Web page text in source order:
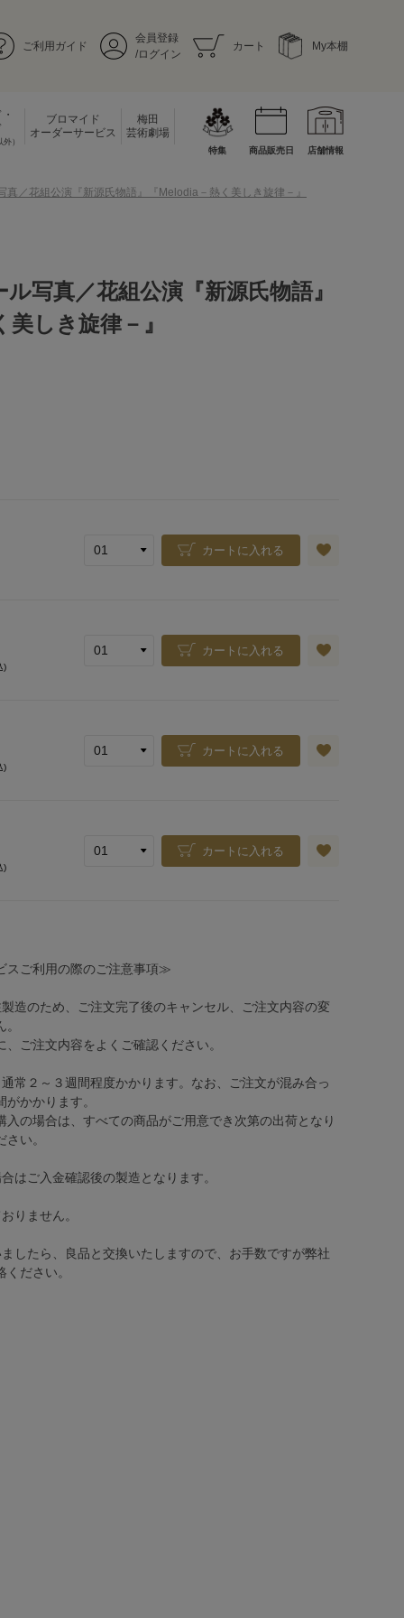
ご利用ガイド
会員登録
/ログイン
カート My本棚
）
ブロマイド
オーダーサービス
梅田
芸術劇場
特集 商品販売日 店舗情報
真／花組公演『新源氏物語』『Melodia－熱く美しき旋律－』
写真／花組公演『新源氏物語』
しき旋律－』
カートに入れる
)
カートに入れる
)
カートに入れる
)
カートに入れる
スご利用の際のご注意事項≫
造のため、ご注文完了後のキャンセル、ご注文内容の変
ご注文内容をよくご確認ください。
常２～３週間程度かかります。なお、ご注文が混み合っ
かかります。
入の場合は、すべての商品がご用意でき次第の出荷となり
い。
はご入金確認後の製造となります。
りません。
したら、良品と交換いたしますので、お手数ですが弊社
ださい。